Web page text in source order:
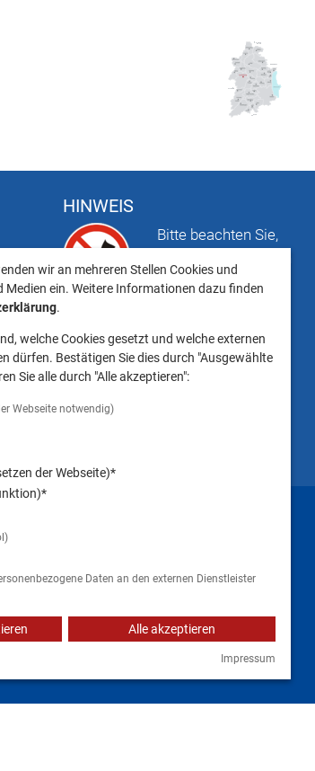
HINWEIS
Bitte beachten Sie,
von Tieren ins
gestattet ist.
wir an mehreren Stellen Cookies und
Medien ein. Weitere Informationen dazu finden
.
welche Cookies gesetzt und welche externen
dürfen. Bestätigen Sie dies durch "Ausgewählte
Sie alle durch "Alle akzeptieren":
Webseite notwendig)
der Webseite)*
Daten an den externen Dienstleister
Alle akzeptieren
Impressum